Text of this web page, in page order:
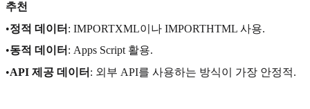
추천
•정적 데이터 : IMPORTXML이나 IMPORTHTML 사용.
•동적 데이터 : Apps Script 활용.
•API 제공 데이터 : 외부 API를 사용하는 방식이 가장 안정적.